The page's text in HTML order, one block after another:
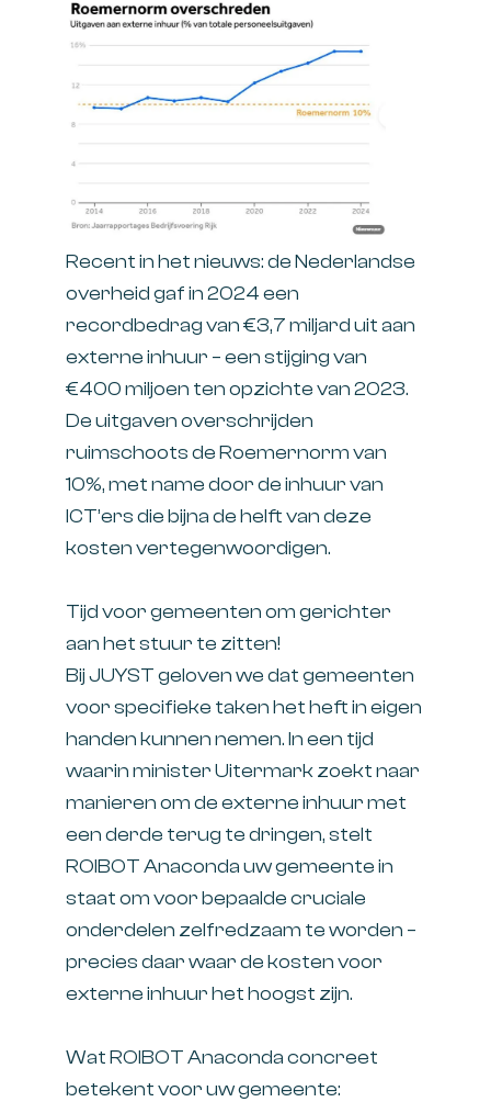
Recent in het nieuws: de Nederlandse
overheid gaf in 2024 een
recordbedrag van €3,7 miljard uit aan
externe inhuur – een stijging van
€400 miljoen ten opzichte van 2023.
De uitgaven overschrijden
ruimschoots de Roemernorm van
10%, met name door de inhuur van
ICT’ers die bijna de helft van deze
kosten vertegenwoordigen.
Tijd voor gemeenten om gerichter
aan het stuur te zitten!
Bij JUYST geloven we dat gemeenten
voor specifieke taken het heft in eigen
handen kunnen nemen. In een tijd
waarin minister Uitermark zoekt naar
manieren om de externe inhuur met
een derde terug te dringen, stelt
ROIBOT Anaconda uw gemeente in
staat om voor bepaalde cruciale
onderdelen zelfredzaam te worden –
precies daar waar de kosten voor
externe inhuur het hoogst zijn.
Wat ROIBOT Anaconda concreet
betekent voor uw gemeente: